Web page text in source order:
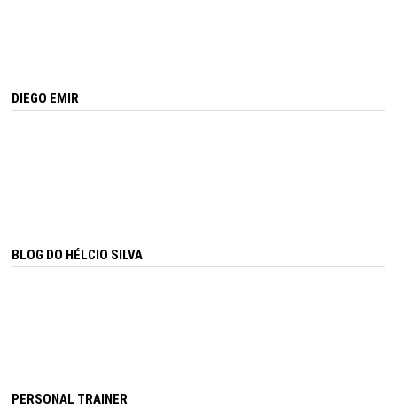
DIEGO EMIR
BLOG DO HÉLCIO SILVA
PERSONAL TRAINER